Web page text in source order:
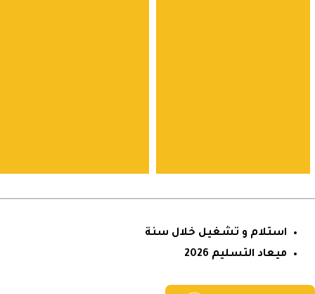
استلام و تشغيل خلال سنة
ميعاد التسليم 2026